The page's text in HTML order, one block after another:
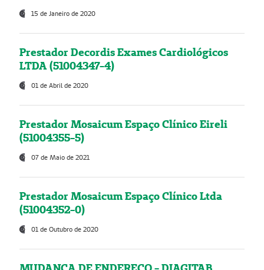
15 de Janeiro de 2020
Prestador Decordis Exames Cardiológicos
LTDA (51004347-4)
01 de Abril de 2020
Prestador Mosaicum Espaço Clínico Eireli
(51004355-5)
07 de Maio de 2021
Prestador Mosaicum Espaço Clínico Ltda
(51004352-0)
01 de Outubro de 2020